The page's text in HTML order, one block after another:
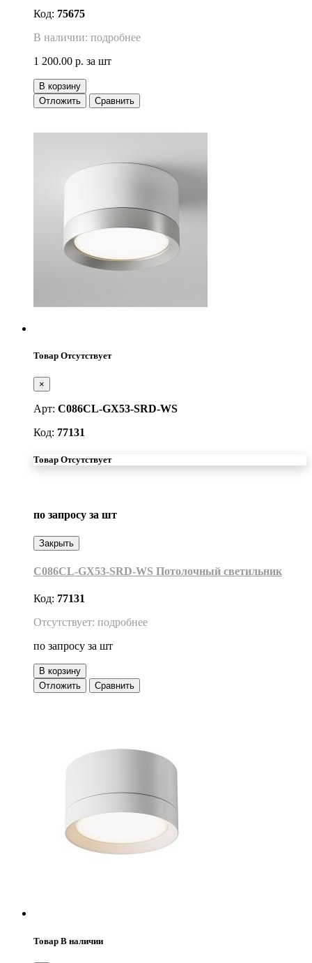
Код: 75675
В наличии: подробнее
1 200.00 р. за шт
В корзину
Отложить
Сравнить
Товар Отсутствует
×
Арт: C086CL-GX53-SRD-WS
Код: 77131
Товар Отсутствует
по запросу за шт
Закрыть
C086CL-GX53-SRD-WS Потолочный светильник
Код: 77131
Отсутствует: подробнее
по запросу за шт
В корзину
Отложить
Сравнить
Товар В наличии